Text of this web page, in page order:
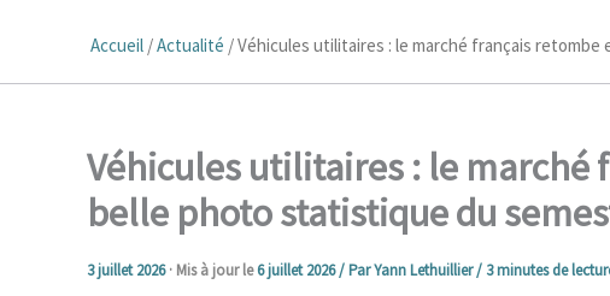
Accueil/Actualité /Véhicules utilitaires : le marché français
Véhicules utilitaires : le
belle photo statistique du
3 juillet 2026· Mis à jour le6 juillet 2026/ ParYann Lethuillier/ 3 minutes de